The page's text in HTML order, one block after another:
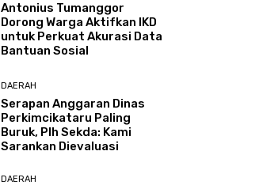
Antonius Tumanggor
Dorong Warga Aktifkan IKD
untuk Perkuat Akurasi Data
Bantuan Sosial
DAERAH
Serapan Anggaran Dinas
Perkimcikataru Paling
Buruk, Plh Sekda: Kami
Sarankan Dievaluasi
DAERAH